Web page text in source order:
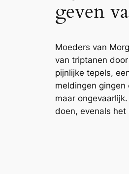
geven
Moeders van
van triptanen
pijnlijke tepels,
meldingen
maar
doen, evenals het